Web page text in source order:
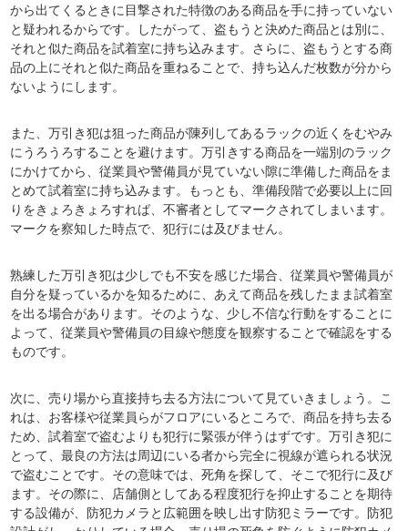
から出てくるときに目撃された特徴のある商品を手に持っていない
と疑われるからです。したがって、盗もうと決めた商品とは別に、
それと似た商品を試着室に持ち込みます。さらに、盗もうとする商
品の上にそれと似た商品を重ねることで、持ち込んだ枚数が分から
ないようにします。
また、万引き犯は狙った商品が陳列してあるラックの近くをむやみ
にうろうろすることを避けます。万引きする商品を一端別のラック
にかけてから、従業員や警備員が見ていない隙に準備した商品をま
とめて試着室に持ち込みます。もっとも、準備段階で必要以上に回
りをきょろきょろすれば、不審者としてマークされてしまいます。
マークを察知した時点で、犯行には及びません。
熟練した万引き犯は少しでも不安を感じた場合、従業員や警備員が
自分を疑っているかを知るために、あえて商品を残したまま試着室
を出る場合があります。そのような、少し不信な行動をすることに
よって、従業員や警備員の目線や態度を観察することで確認をする
ものです。
次に、売り場から直接持ち去る方法について見ていきましょう。こ
れは、お客様や従業員らがフロアにいるところで、商品を持ち去る
ため、試着室で盗むよりも犯行に緊張が伴うはずです。万引き犯に
とって、最良の方法は周辺にいる者から完全に視線が遮られる状況
で盗むことです。その意味では、死角を探して、そこで犯行に及び
ます。その際に、店舗側としてある程度犯行を抑止することを期待
する設備が、防犯カメラと広範囲を映し出す防犯ミラーです。防犯